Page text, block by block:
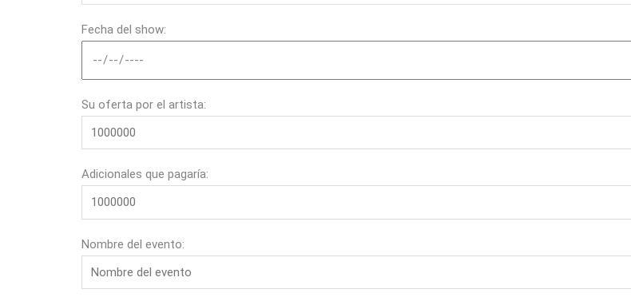
Fecha del show:
Su oferta por el artista:
Adicionales que pagaría:
Nombre del evento: